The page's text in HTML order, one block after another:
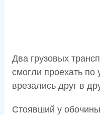
Два грузовых
смогли проехать по
врезались друг в
Стоявший у